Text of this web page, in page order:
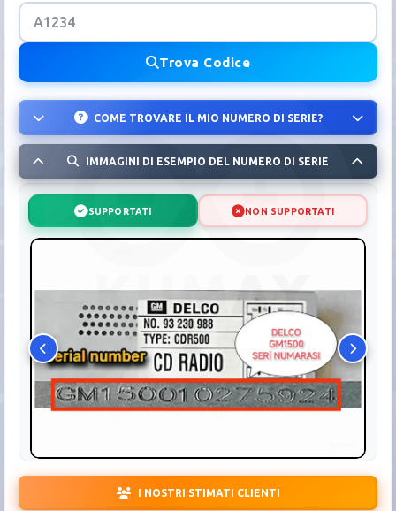
Trova Codice
COME TROVARE IL MIO NUMERO DI SERIE?
IMMAGINI DI ESEMPIO DEL NUMERO DI SERIE
SUPPORTATI NON SUPPORTATI
I NOSTRI STIMATI CLIENTI